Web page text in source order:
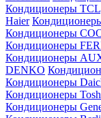
Кондиционеры TCL
Haier
Кондиционеры
Кондиционеры
Кондиционеры
DENKO
Кондиционеры
Кондиционеры
Кондиционеры